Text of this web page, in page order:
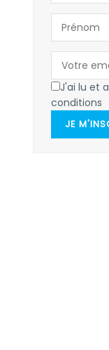
J'ai lu et
conditions
JE